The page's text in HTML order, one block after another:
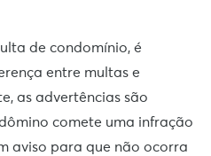
de condomínio, é
entre multas e
as advertências são
comete uma infração
aviso para que não ocorra